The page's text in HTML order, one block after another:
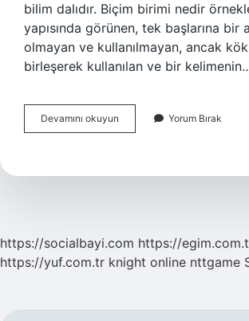
bilim dalıdır. Biçim birimi nedir
yapısında görünen, tek başlarına bir
olmayan ve kullanılmayan, ancak
birleşerek kullanılan ve bir
Devamını okuyun
Bilimi
Yorum Bırak
https://socialbayi.com https://
https://yuf.com.tr knight online nttgame